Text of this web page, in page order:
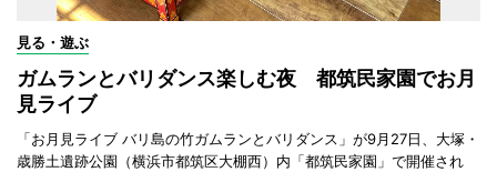
見る・遊ぶ
ガムランとバリダンス楽しむ夜 都筑民家園でお月
見ライブ
「お月見ライブ バリ島の竹ガムランとバリダンス」が9月27日、大塚・
歳勝土遺跡公園（横浜市都筑区大棚西）内「都筑民家園」で開催され